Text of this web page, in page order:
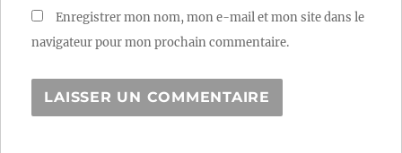
Enregistrer mon nom, mon e-mail et mon site dans le
navigateur pour mon prochain commentaire.